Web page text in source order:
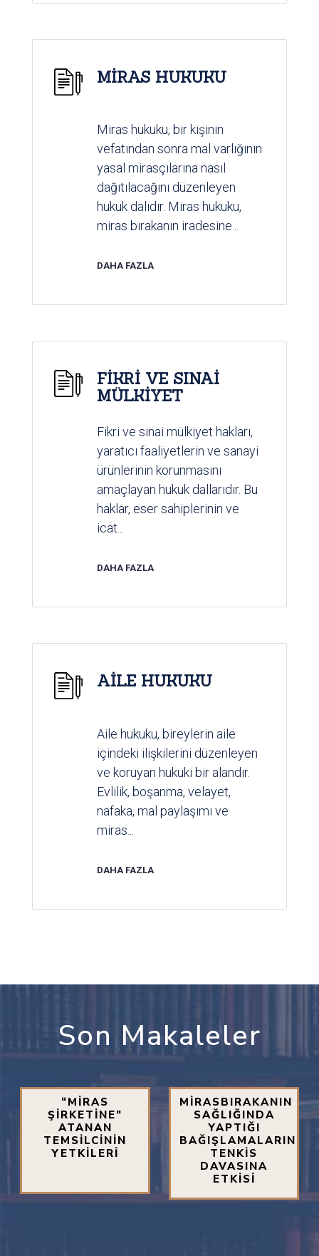
MİRAS HUKUKU
Miras hukuku, bir kişinin
vefatından sonra mal varlığının
yasal mirasçılarına nasıl
dağıtılacağını düzenleyen
hukuk dalıdır. Miras hukuku,
miras bırakanın iradesine...
DAHA FAZLA
FİKRİ VE SINAİ
MÜLKİYET
Fikri ve sınai mülkiyet hakları,
yaratıcı faaliyetlerin ve sanayi
ürünlerinin korunmasını
amaçlayan hukuk dallarıdır. Bu
haklar, eser sahiplerinin ve
icat...
DAHA FAZLA
AİLE HUKUKU
Aile hukuku, bireylerin aile
içindeki ilişkilerini düzenleyen
ve koruyan hukuki bir alandır.
Evlilik, boşanma, velayet,
nafaka, mal paylaşımı ve
miras...
DAHA FAZLA
Son Makaleler
“MİRAS
ŞİRKETİNE”
ATANAN
TEMSİLCİNİN
YETKİLERİ
MİRASBIRAKANIN
SAĞLIĞINDA
YAPTIĞI
BAĞIŞLAMALARIN
TENKİS
DAVASINA
ETKİSİ